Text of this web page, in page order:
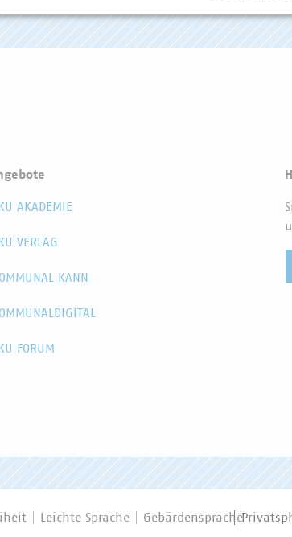
AKADEMIE
VERLAG
KANN
FORUM
Leichte Sprache Gebärdensprache